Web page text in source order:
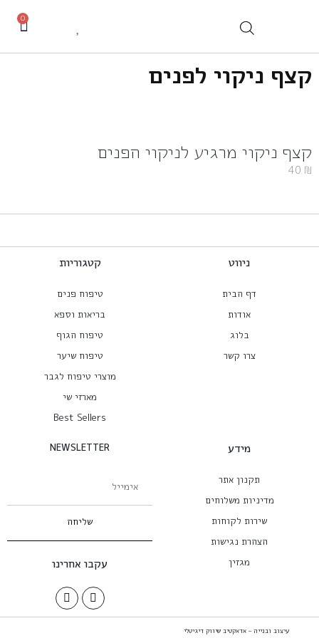
0
קצף ניקוי לפנים
קצף ניקוי מרגיע לניקוי הפנים
40 ₪
ניווט
דף הבית
אודות
בלוג
צרו קשר
קטגוריות
טיפוח פנים
בריאות וספא
טיפוח הגוף
טיפוח שיער
מוצרי טיפוח לגבר
מארזי שי
Best Sellers
מידע
תקנון אתר
מדיניות משלוחים
שירות לקוחות
הצהרת נגישות
מגזין
NEWSLETTER
שליחה
עקבו אחרינו
עיצוב ובנייה – אדאקטיב שיווק דיגיטלי